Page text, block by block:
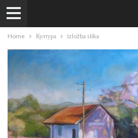
Home Култура Izložba slika